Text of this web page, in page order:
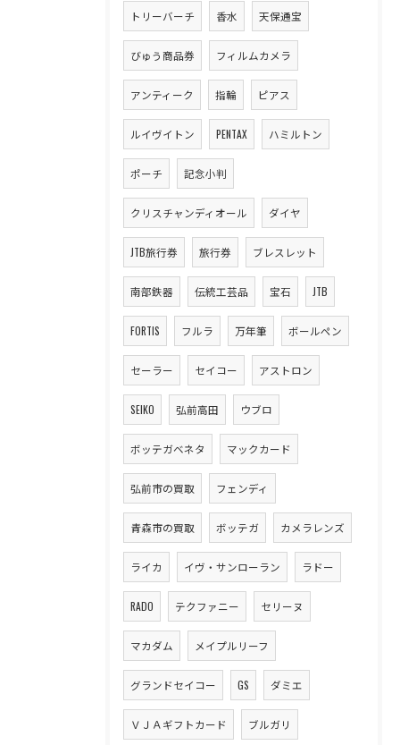
トリーバーチ 香水 天保通宝
びゅう商品券 フィルムカメラ
アンティーク 指輪 ピアス
ルイヴイトン PENTAX ハミルトン
ポーチ 記念小判
クリスチャンディオール ダイヤ
JTB旅行券 旅行券 ブレスレット
南部鉄器 伝統工芸品 宝石 JTB
FORTIS フルラ 万年筆 ボールペン
セーラー セイコー アストロン
SEIKO 弘前高田 ウブロ
ボッテガベネタ マックカード
弘前市の買取 フェンディ
青森市の買取 ボッテガ カメラレンズ
ライカ イヴ・サンローラン ラドー
RADO テクファニー セリーヌ
マカダム メイプルリーフ
グランドセイコー GS ダミエ
ＶＪＡギフトカード ブルガリ